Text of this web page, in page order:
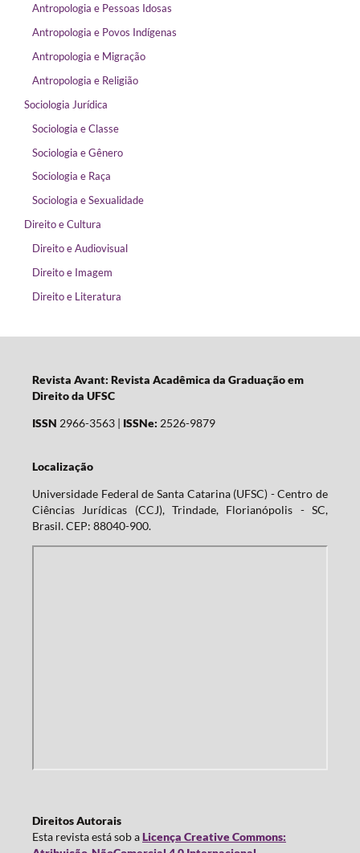
Antropologia e Pessoas Idosas
Antropologia e Povos Indígenas
Antropologia e Migração
Antropologia e Religião
Sociologia Jurídica
Sociologia e Classe
Sociologia e Gênero
Sociologia e Raça
Sociologia e Sexualidade
Direito e Cultura
Direito e Audiovisual
Direito e Imagem
Direito e Literatura
Revista Avant: Revista Acadêmica da Graduação em
Direito da UFSC
ISSN 2966-3563 | ISSNe: 2526-9879
Localização
Universidade Federal de Santa Catarina (UFSC) - Centro de
Ciências Jurídicas (CCJ), Trindade, Florianópolis - SC,
Brasil. CEP: 88040-900.
Direitos Autorais
Esta revista está sob aLicença Creative Commons: